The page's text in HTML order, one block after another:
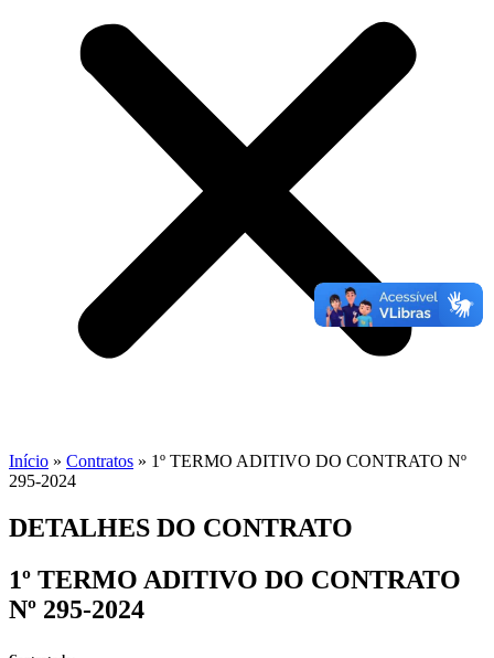
Início » Contratos » 1º TERMO ADITIVO DO CONTRATO Nº
295-2024
DETALHES DO CONTRATO​
1º TERMO ADITIVO DO CONTRATO
Nº 295-2024